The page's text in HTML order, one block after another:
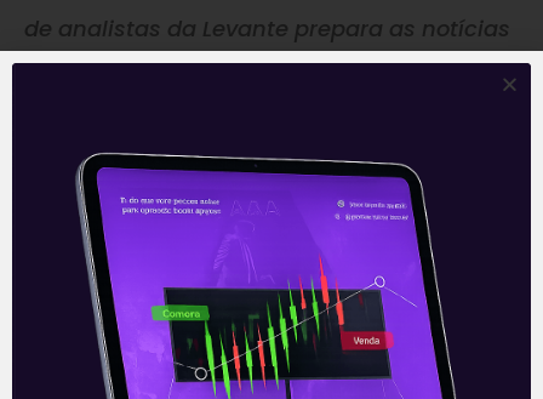
de analistas da Levante prepara as notícias
e análises que impactam seus
informações sobre o mercado financeiro em
primeira mão.
Acompanhe nossas Redes Sociais!